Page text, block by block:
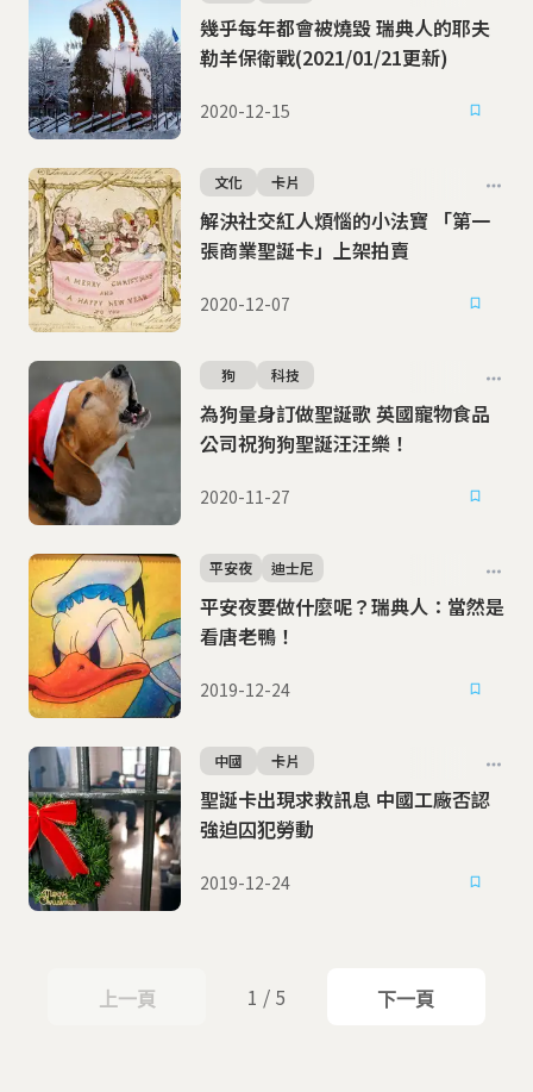
幾乎每年都會被燒毀 瑞典人的耶夫
勒羊保衛戰(2021/01/21更新)
2020-12-15
解決社交紅人煩惱的小法寶 「第一
張商業聖誕卡」上架拍賣
文化 卡片
2020-12-07
為狗量身訂做聖誕歌 英國寵物食品
公司祝狗狗聖誕汪汪樂！
狗 科技
2020-11-27
平安夜要做什麼呢？瑞典人：當然是
看唐老鴨！
平安夜 迪士尼
2019-12-24
聖誕卡出現求救訊息 中國工廠否認
強迫囚犯勞動
中國 卡片
2019-12-24
上一頁
上一頁 1 / 5 下一頁
下一頁